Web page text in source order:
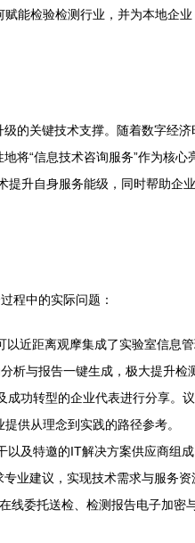
能检验检测行业，并为本地企
的关键技术支撑。随着数字经
“信息技术咨询服务”作为核
升自身服务能级，同时帮助企
程中的实际问题：
近距离观摩集成了实验室信息
析与报告一键生成，极大提升检
功转型的企业代表进行分享。
供从理念到实践的路径参考。
及特邀的IT解决方案供应商组
业建议，实现技术需求与服务资
线委托送检、检测报告电子加